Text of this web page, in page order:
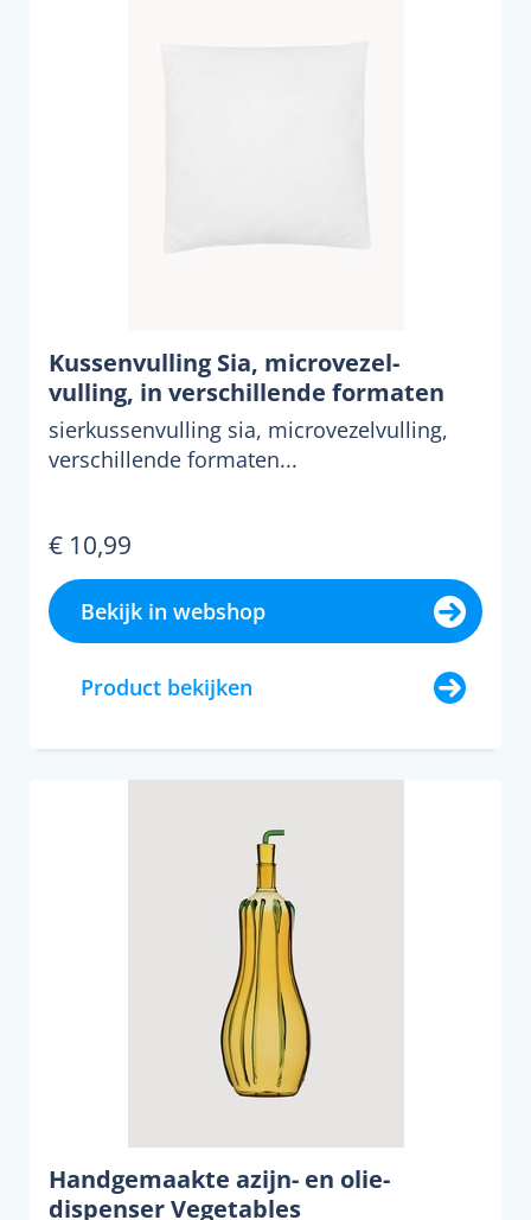
Kussenvulling Sia, microvezel-
vulling, in verschillende formaten
sierkussenvulling sia, microvezelvulling,
verschillende formaten...
€ 10,99
Bekijk in webshop
Product bekijken
Handgemaakte azijn- en olie-
dispenser Vegetables